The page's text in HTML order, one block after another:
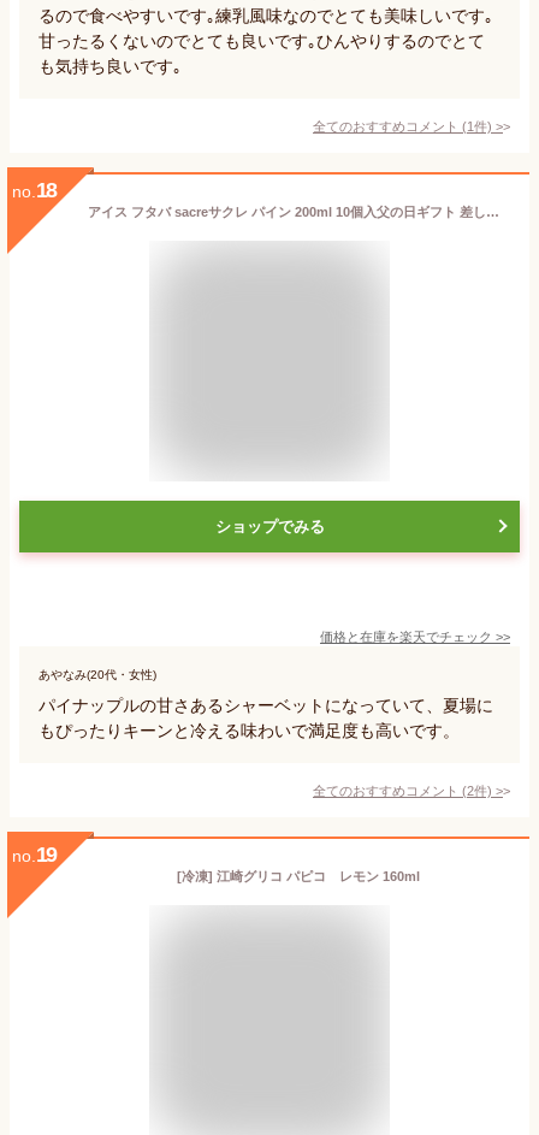
るので食べやすいです｡練乳風味なのでとても美味しいです｡
甘ったるくないのでとても良いです｡ひんやりするのでとて
も気持ち良いです｡
全てのおすすめコメント (1件) >
no. 18
アイス フタバ sacreサクレ パイン 200ml 10個入父の日ギフト 差し入れ 贈答品 プレゼント 誕生日 夏休み お祝い 年末年始 御年賀 パーティー おうち時間 在宅勤務 熱中症対策 お試しセット
ショップでみる
価格と在庫を楽天でチェック >>
あやなみ(20代・女性)
パイナップルの甘さあるシャーベットになっていて、夏場に
もぴったりキーンと冷える味わいで満足度も高いです。
全てのおすすめコメント (2件) >
no. 19
[冷凍] 江崎グリコ パピコ レモン 160ml